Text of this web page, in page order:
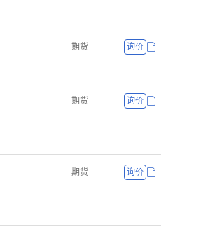
期货 询价
期货 询价
期货 询价